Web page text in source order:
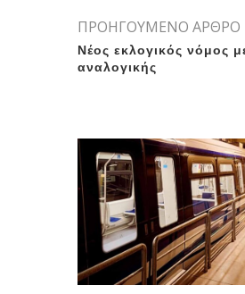
ΠΡΟΗΓΟΥΜΕΝΟ ΑΡΘΡΟ
Νέος εκλογικός νόμος
αναλογικής